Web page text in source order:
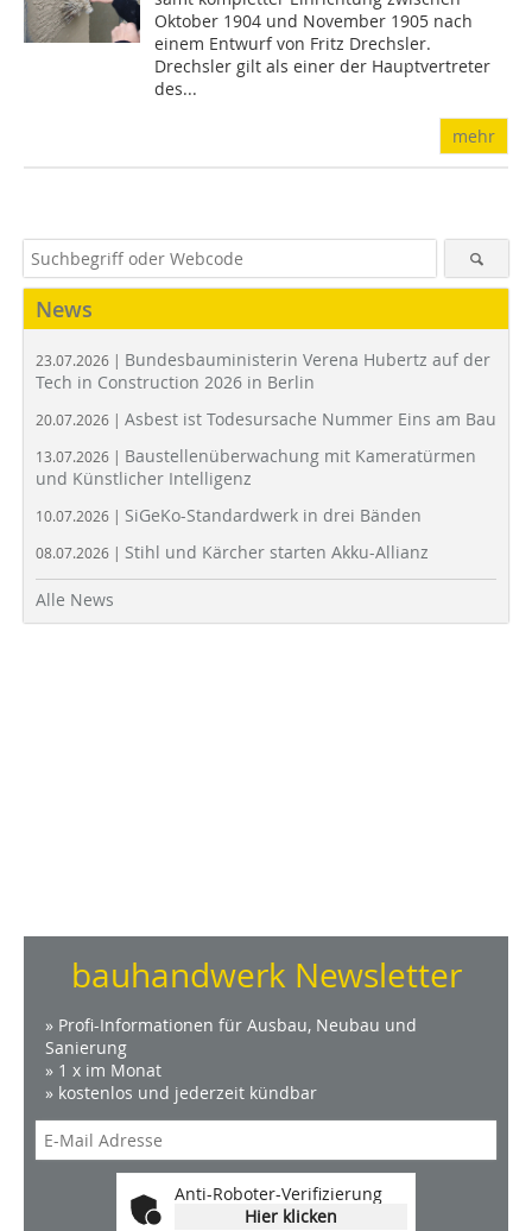
Oktober 1904 und November 1905 nach
einem Entwurf von Fritz Drechsler.
Drechsler gilt als einer der Hauptvertreter
des...
mehr
News
23.07.2026 | Bundesbauministerin Verena Hubertz auf der
Tech in Construction 2026 in Berlin
20.07.2026 | Asbest ist Todesursache Nummer Eins am Bau
13.07.2026 | Baustellenüberwachung mit Kameratürmen
und Künstlicher Intelligenz
10.07.2026 | SiGeKo-Standardwerk in drei Bänden
08.07.2026 | Stihl und Kärcher starten Akku-Allianz
Alle News
bauhandwerk Newsletter
» Profi-Informationen für Ausbau, Neubau und
Sanierung
» 1 x im Monat
» kostenlos und jederzeit kündbar
Anti-Roboter-Verifizierung
Hier klicken